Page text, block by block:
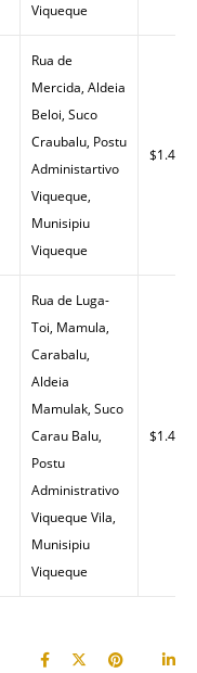
Viqueque
Rua de
Mercida, Aldeia
Beloi, Suco
Craubalu, Postu
Administartivo
Viqueque,
Munisipiu
Viqueque
$1.43
Rua de Luga-
Toi, Mamula,
Carabalu,
Aldeia
Mamulak, Suco
Carau Balu,
Postu
Administrativo
Viqueque Vila,
Munisipiu
Viqueque
$1.47